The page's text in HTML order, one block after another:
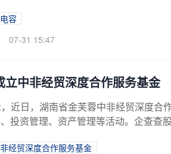
容
07-31 15:47
立中非经贸深度合作服务基金
近日，湖南省金芙蓉中非经贸深度合
投资管理、资产管理等活动。企查查
经贸深度合作服务基金